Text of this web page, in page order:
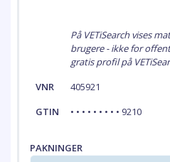
På VETiSearch vises
brugere - ikke for
gratis profil på
VNR
405921
GTIN
• • • • • • • • • 9210
PAKNINGER